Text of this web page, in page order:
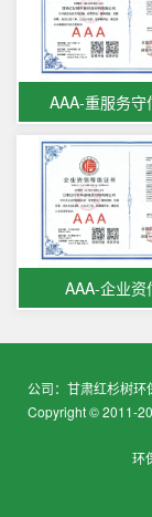
AAA-重服务守
AAA-企业资
公司：甘肃红杉树环
Copyright © 2011-
环